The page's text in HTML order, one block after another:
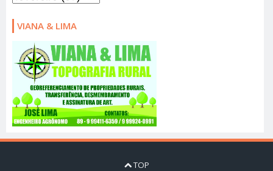
VIANA & LIMA
TOP